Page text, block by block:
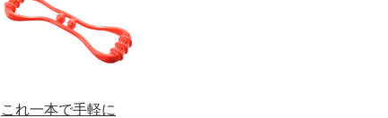
これ一本で手軽に